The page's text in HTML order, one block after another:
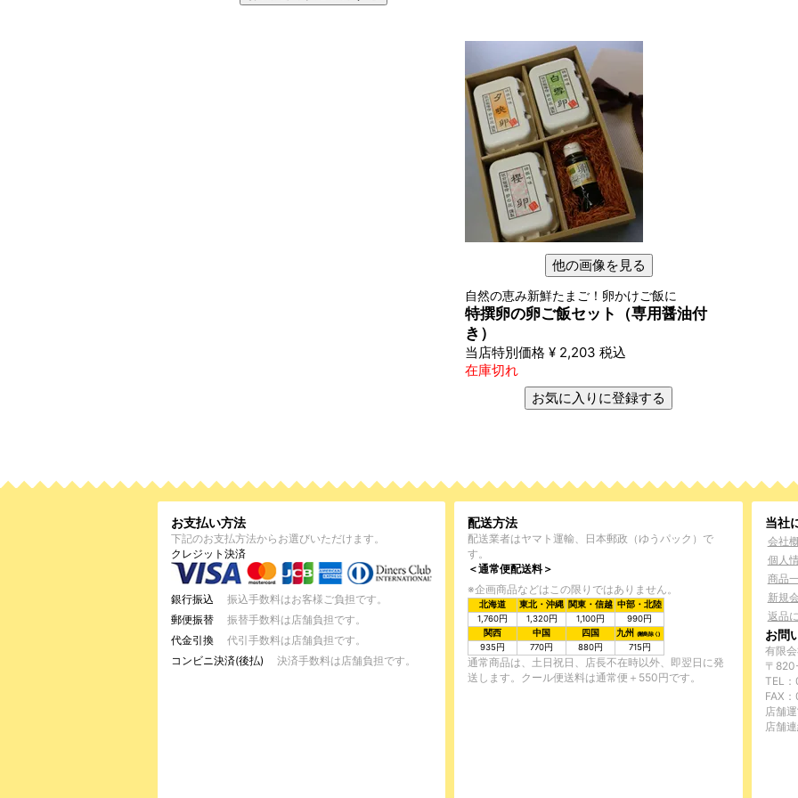
他の画像を見る
自然の恵み新鮮たまご！卵かけご飯に
特撰卵の卵ご飯セット（専用醤油付
き）
当店特別価格 ¥ 2,203 税込
在庫切れ
お気に入りに登録する
お支払い方法
下記のお支払方法からお選びいただけます。
クレジット決済
銀行振込
振込手数料はお客様ご負担です。
郵便振替
振替手数料は店舗負担です。
代金引換
代引手数料は店舗負担です。
コンビニ決済(後払)
決済手数料は店舗負担です。
配送方法
配送業者はヤマト運輸、日本郵政（ゆうパック）で
す。
＜通常便配送料＞
※企画商品などはこの限りではありません。
北海道 東北・沖縄 関東・信越 中部・北陸
1,760円
1,320円 1,100円
990円
関西
中国 四国 九州 (離島除く)
935円 770円 880円 715円
通常商品は、土日祝日、店長不在時以外、即翌日に発
送します。クール便送料は通常便＋550円です。
当社
会社
個人
商品
新規
返品
お問
有限
〒
TEL
FAX
店舗
店舗連